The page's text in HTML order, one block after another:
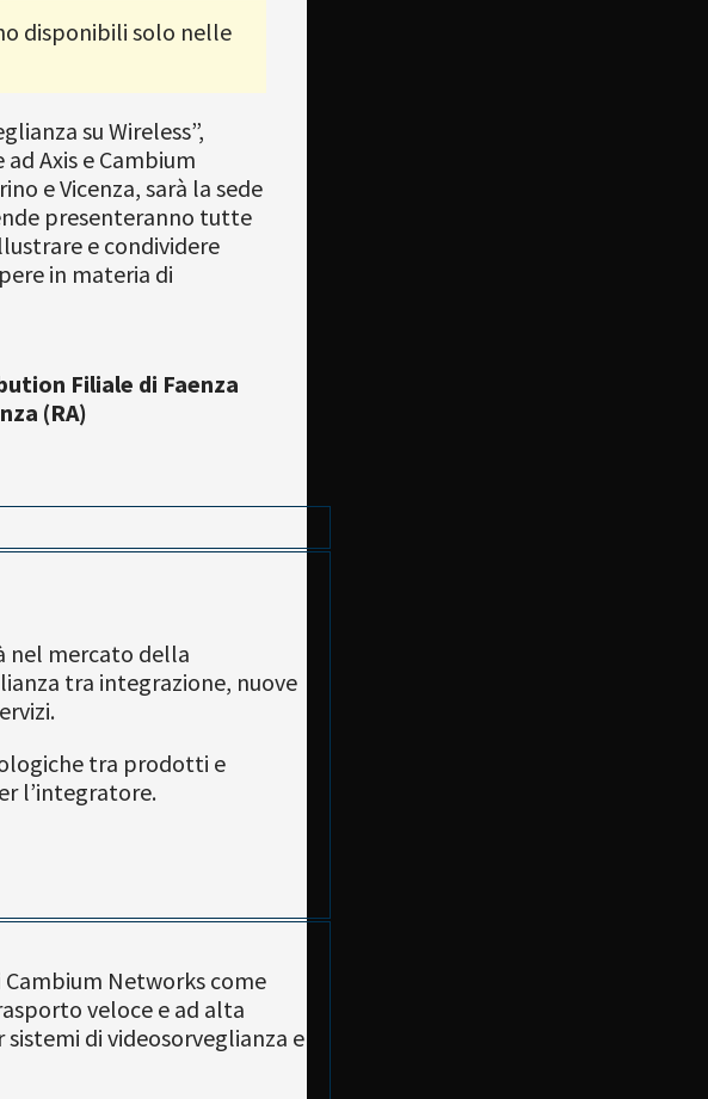
disponibili solo nelle
su Wireless”,
Axis e Cambium
e Vicenza, sarà la sede
presenteranno tutte
e condividere
in materia di
Filiale di Faenza
(RA)
nel mercato della
tra integrazione, nuove
tra prodotti e
l’integratore.
Cambium Networks come
veloce e ad alta
sistemi di videosorveglianza e